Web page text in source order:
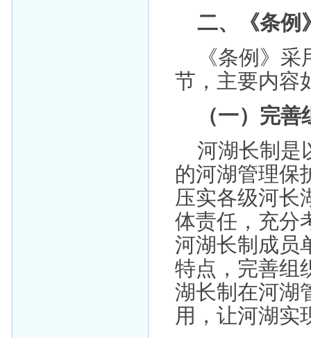
二、《条例
《条例》
节，主要内容
（一）完
河湖长制是
的河湖管理保
压实各级河长
体责任，充分
河湖长制成员
特点，完善组
湖长制在河湖
用，让河湖实